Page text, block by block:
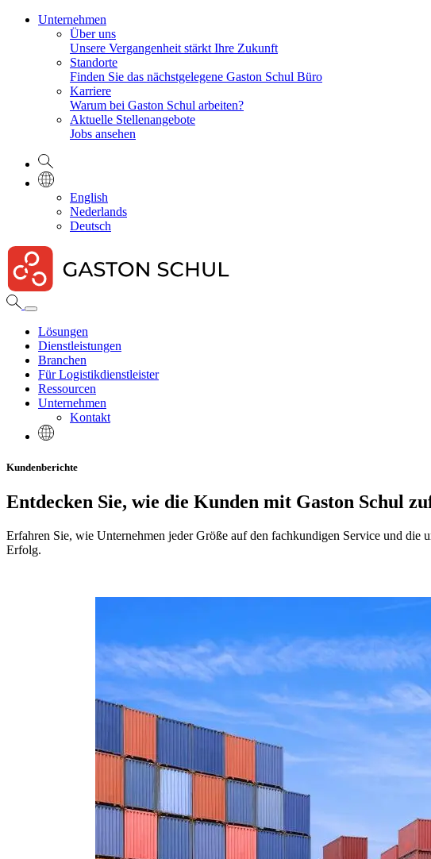
Unternehmen
Über uns
Unsere Vergangenheit stärkt Ihre Zukunft
Standorte
Finden Sie das nächstgelegene Gaston Schul Büro
Karriere
Warum bei Gaston Schul arbeiten?
Aktuelle Stellenangebote
Jobs ansehen
English
Nederlands
Deutsch
Lösungen
Dienstleistungen
Branchen
Für Logistikdienstleister
Ressourcen
Unternehmen
Kontakt
Kundenberichte
Entdecken Sie, wie die Kunden mit Gaston Schul
Erfahren Sie, wie Unternehmen jeder Größe auf den fachkundigen Service und
Erfolg.